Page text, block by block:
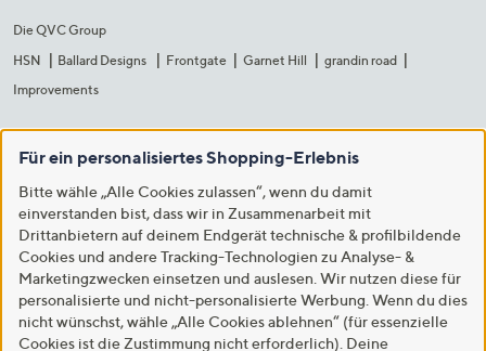
Die QVC Group
HSN
Ballard Designs Frontgate Garnet Hill
grandin road
Improvements
Für ein personalisiertes Shopping-Erlebnis
Bitte wähle „Alle Cookies zulassen“, wenn du damit
einverstanden bist, dass wir in Zusammenarbeit mit
Drittanbietern auf deinem Endgerät technische & profilbildende
Cookies und andere Tracking-Technologien zu Analyse- &
Marketingzwecken einsetzen und auslesen. Wir nutzen diese für
personalisierte und nicht-personalisierte Werbung. Wenn du dies
nicht wünschst, wähle „Alle Cookies ablehnen“ (für essenzielle
Cookies ist die Zustimmung nicht erforderlich). Deine